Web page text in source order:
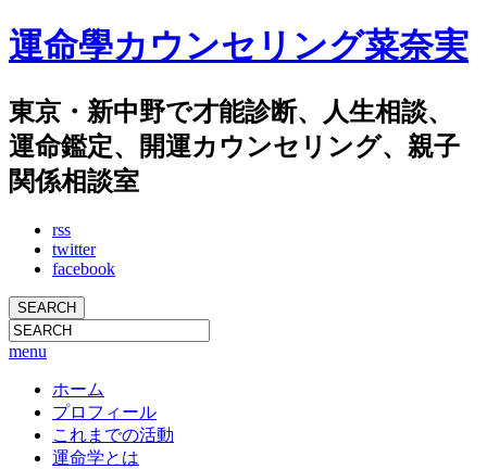
運命學カウンセリング菜奈実
東京・新中野で才能診断、人生相談、
運命鑑定、開運カウンセリング、親子
関係相談室
rss
twitter
facebook
menu
ホーム
プロフィール
これまでの活動
運命学とは